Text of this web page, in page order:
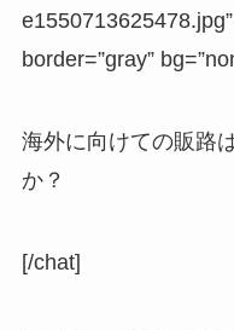
border=”gray”
海外に向けての販路
か？
[/chat]